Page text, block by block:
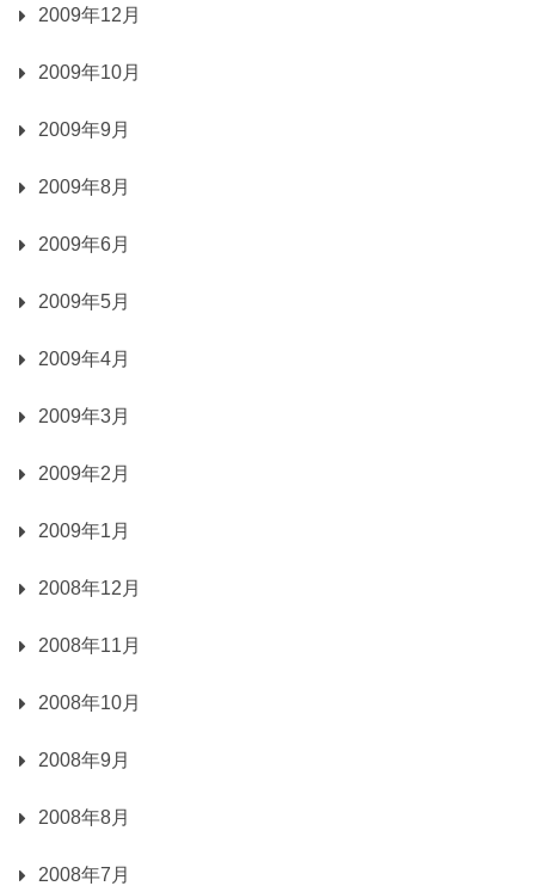
2009年12月
2009年10月
2009年9月
2009年8月
2009年6月
2009年5月
2009年4月
2009年3月
2009年2月
2009年1月
2008年12月
2008年11月
2008年10月
2008年9月
2008年8月
2008年7月